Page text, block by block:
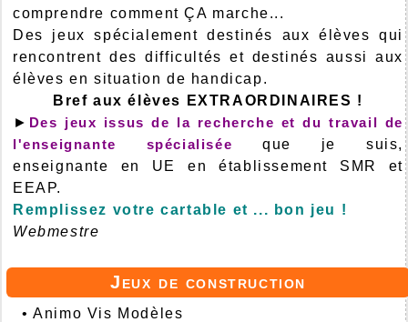
comprendre comment ÇA marche...
Des jeux spécialement destinés aux élèves qui
rencontrent des difficultés et destinés aussi aux
élèves en situation de handicap.
Bref aux élèves EXTRAORDINAIRES !
► Des jeux issus de la recherche et du travail de
l'enseignante spécialisée que je suis,
enseignante en UE en établissement SMR et
EEAP.
Remplissez votre cartable et ... bon jeu !
Webmestre
Jeux de construction
•Animo Vis Modèles